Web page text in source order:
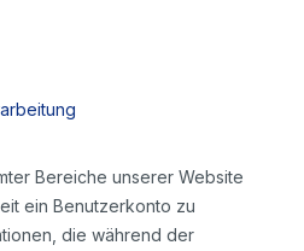
Bereiche unserer Website
ein Benutzerkonto zu
die während der